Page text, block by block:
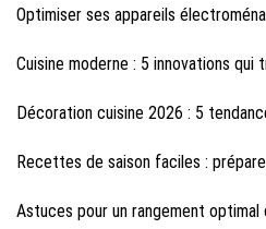
Optimiser ses appareils
Cuisine moderne : 5 innovations
Décoration cuisine 2026 : 5
Recettes de saison faciles :
Astuces pour un rangement optimal